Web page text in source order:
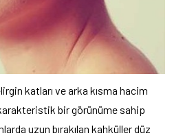
katları ve arka kısma hacim
bir görünüme sahip
uzun bırakılan kahküller düz